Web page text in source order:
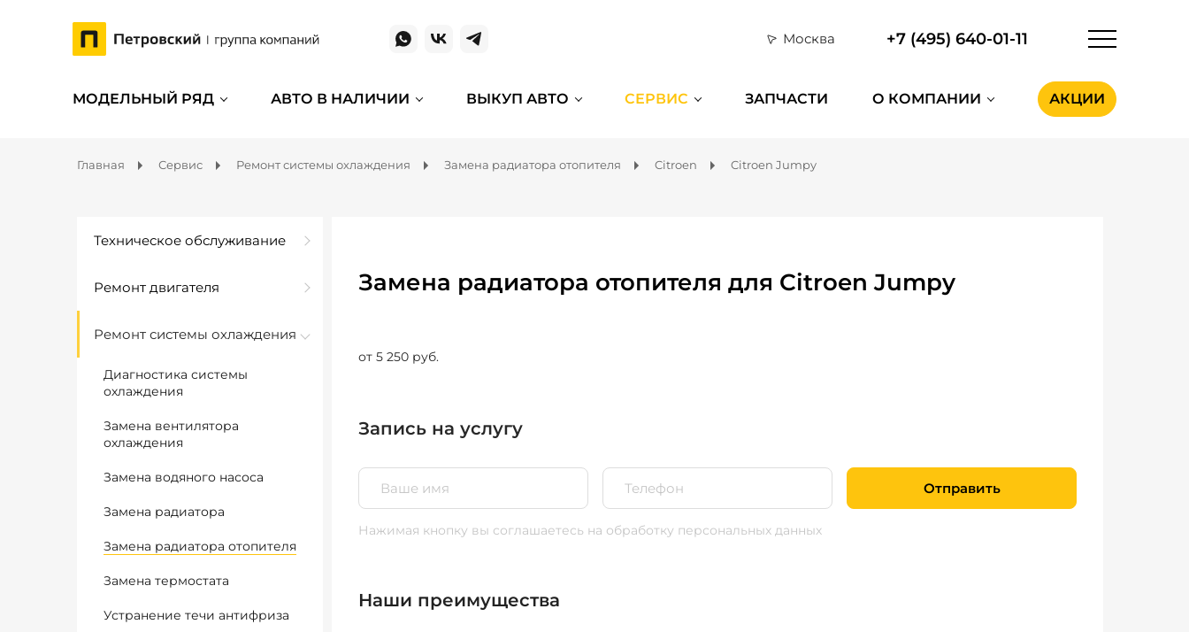
Москва +7 (495) 640-01-11
МОДЕЛЬНЫЙ РЯД АВТО В НАЛИЧИИ ВЫКУП АВТО СЕРВИС ЗАПЧАСТИ О КОМПАНИИ АКЦИИ
Главная Сервис Ремонт системы охлаждения Замена радиатора отопителя Citroen Citroen Jumpy
Техническое обслуживание
Ремонт двигателя
Ремонт системы охлаждения
Диагностика системы
охлаждения
Замена вентилятора
охлаждения
Замена водяного насоса
Замена радиатора
Замена радиатора отопителя
Замена термостата
Устранение течи антифриза
Замена радиатора отопителя для Citroen Jumpy
от 5 250 руб.
Запись на услугу
Отправить
Нажимая кнопку вы соглашаетесь на обработку персональных данных
Наши преимущества